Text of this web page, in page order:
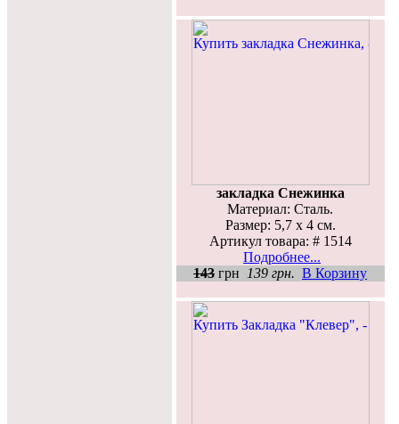
закладка Снежинка
Материал: Сталь.
Размер: 5,7 х 4 см.
Артикул товара: # 1514
Подробнее...
143 грн 139 грн. В Корзину